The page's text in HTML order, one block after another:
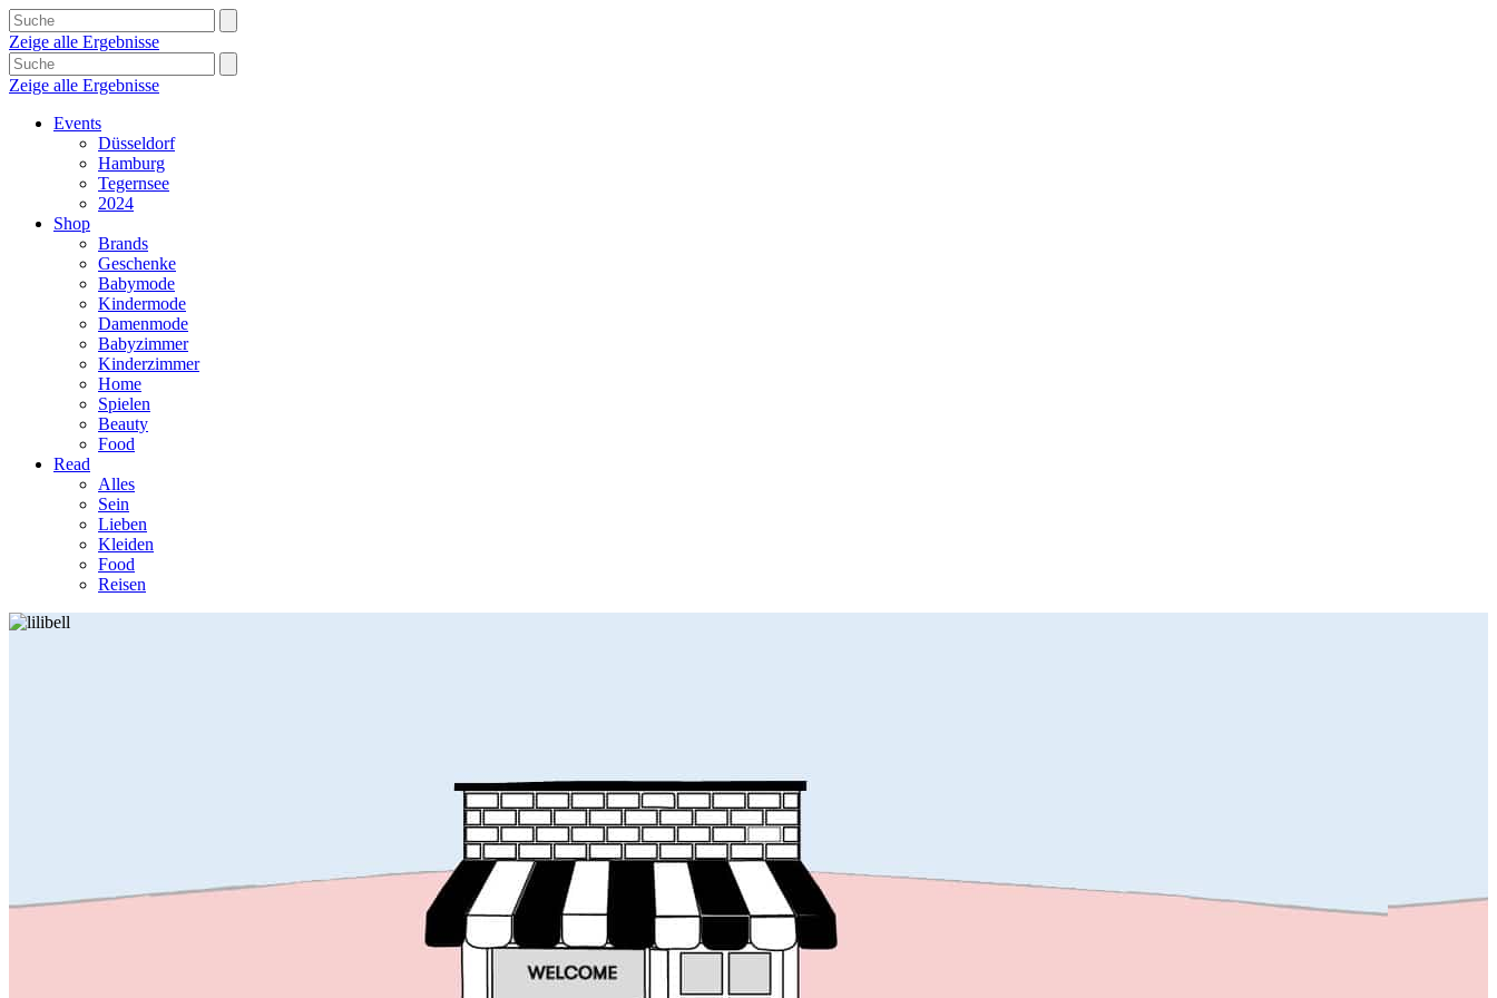
Zeige alle Ergebnisse
Zeige alle Ergebnisse
Events
Düsseldorf
Hamburg
Tegernsee
2024
Shop
Brands
Geschenke
Babymode
Kindermode
Damenmode
Babyzimmer
Kinderzimmer
Home
Spielen
Beauty
Food
Read
Alles
Sein
Lieben
Kleiden
Food
Reisen